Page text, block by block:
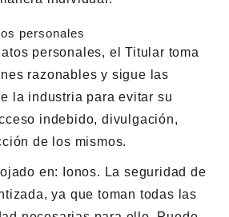
personales
personales, el Titular toma
razonables y sigue las
la industria para evitar su
indebido, divulgación,
de los mismos.
en: Ionos. La seguridad de
ya que toman todas las